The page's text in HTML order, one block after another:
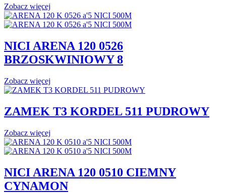
Zobacz więcej
NICI ARENA 120 0526
BRZOSKWINIOWY 8
Zobacz więcej
ZAMEK T3 KORDEL 511 PUDROWY
Zobacz więcej
NICI ARENA 120 0510 CIEMNY
CYNAMON